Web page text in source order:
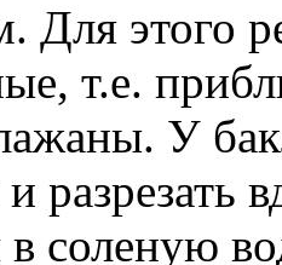
Для этого
т.е.
У
разрезать
соленую